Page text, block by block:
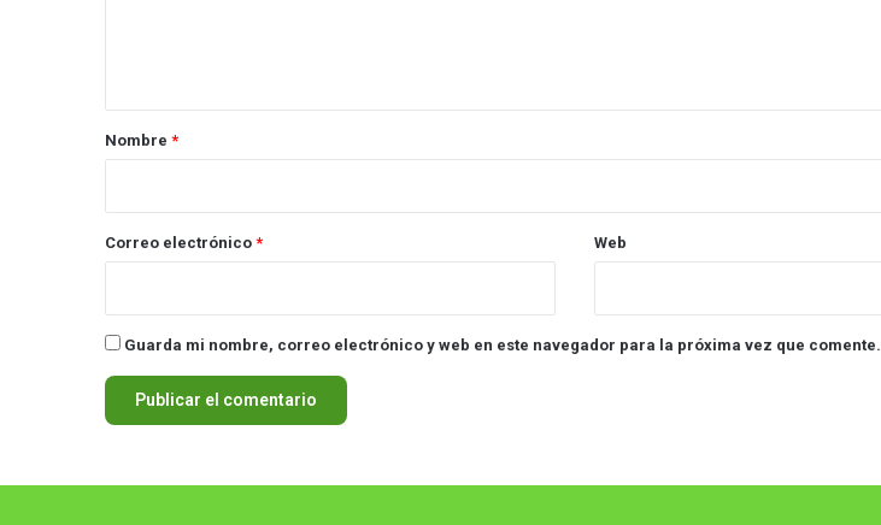
r
*
Nombre *
Correo electrónico * Web
Guarda mi nombre, correo electrónico y web en este navegador para la próxima vez que comente.